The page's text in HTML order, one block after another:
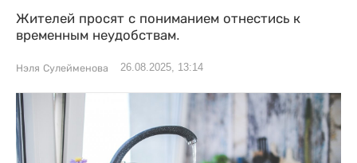
Жителей просят с пониманием отнестись к
временным неудобствам.
Нэля Сулейменова 26.08.2025, 13:14